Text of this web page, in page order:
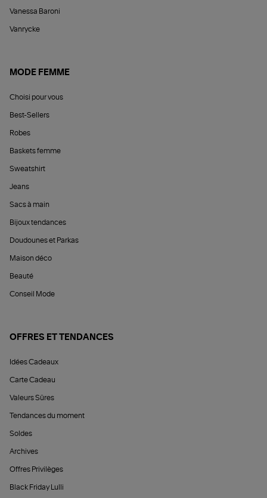
Vanessa Baroni
Vanrycke
MODE FEMME
Choisi pour vous
Best-Sellers
Robes
Baskets femme
Sweatshirt
Jeans
Sacs à main
Bijoux tendances
Doudounes et Parkas
Maison déco
Beauté
Conseil Mode
OFFRES ET TENDANCES
Idées Cadeaux
Carte Cadeau
Valeurs Sûres
Tendances du moment
Soldes
Archives
Offres Privilèges
Black Friday Lulli